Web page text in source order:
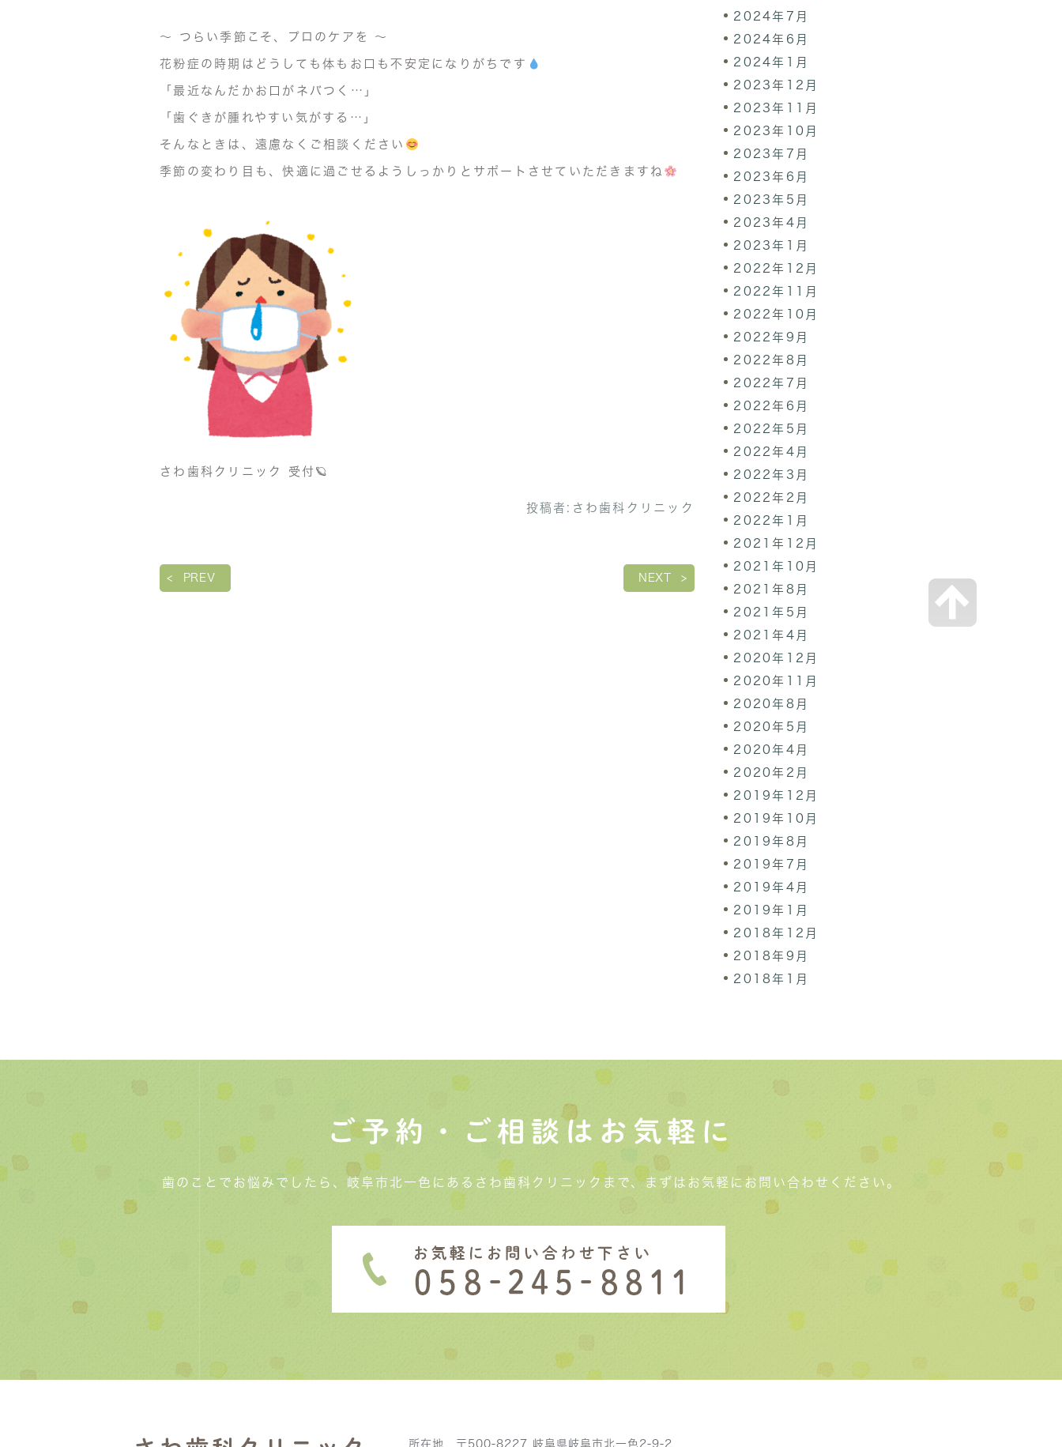
〜 つらい季節こそ、プロのケアを 〜
花粉症の時期はどうしても体もお口も不安定になりがちです
「最近なんだかお口がネバつく…」
「歯ぐきが腫れやすい気がする…」
そんなときは、遠慮なくご相談ください
季節の変わり目も、快適に過ごせるようしっかりとサポートさせていただきますね
さわ歯科クリニック 受付🪐
投稿者: さわ歯科クリニック
PREV NEXT
2024年7月
2024年6月
2024年1月
2023年12月
2023年11月
2023年10月
2023年7月
2023年6月
2023年5月
2023年4月
2023年1月
2022年12月
2022年11月
2022年10月
2022年9月
2022年8月
2022年7月
2022年6月
2022年5月
2022年4月
2022年3月
2022年2月
2022年1月
2021年12月
2021年10月
2021年8月
2021年5月
2021年4月
2020年12月
2020年11月
2020年8月
2020年5月
2020年4月
2020年2月
2019年12月
2019年10月
2019年8月
2019年7月
2019年4月
2019年1月
2018年12月
2018年9月
2018年1月
ご予約・ご相談はお気軽に
歯のことでお悩みでしたら、岐阜市北一色にあるさわ歯科クリニックまで、まずはお気軽にお問い合わせください。
所在地 〒500-8227 岐阜県岐阜市北一色2-9-2